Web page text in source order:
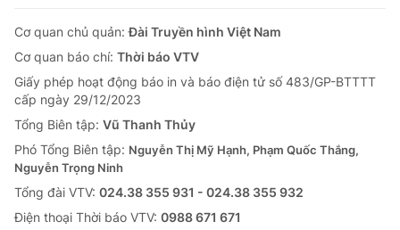
Cơ quan chủ quản:Đài Truyền hình Việt Nam
Cơ quan báo chí: Thời báo VTV
Giấy phép hoạt động báo in và báo điện tử số 483/GP-BTTTT
cấp ngày 29/12/2023
Tổng Biên tập: Vũ Thanh Thủy
Phó Tổng Biên tập: Nguyễn Thị Mỹ Hạnh, Phạm Quốc Thắng,
Nguyễn Trọng Ninh
Tổng đài VTV: 024.38 355 931 - 024.38 355 932
Ðiện thoại Thời báo VTV: 0988 671 671